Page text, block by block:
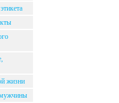
жизни